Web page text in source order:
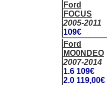
Ford
FOCUS
2005-2011
109€
Ford
MO0NDEO
2007-2014
1.6 109€
2.0 119,00€